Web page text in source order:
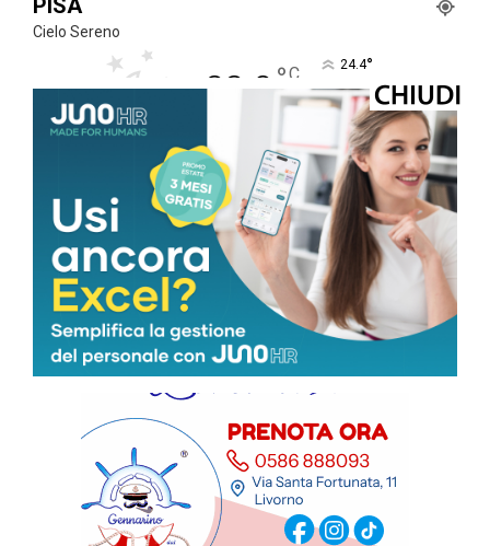
PISA
Cielo Sereno
23.8°C 24.4°
22.8°
81 % 2kmh 2 %
36°
DOM
°
LUN
33°
MAR
32 °
MER
33°